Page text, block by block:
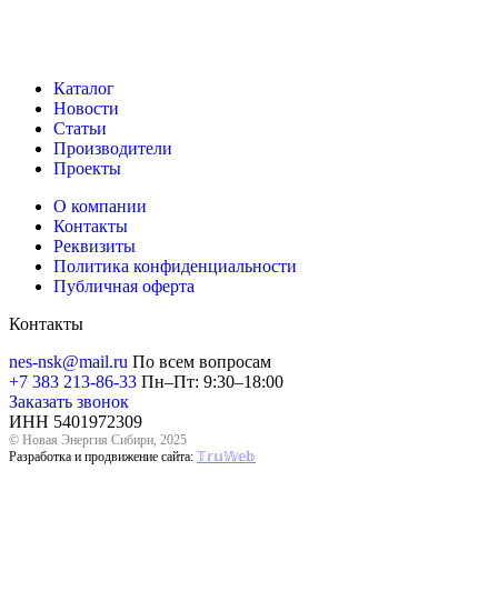
Каталог
Новости
Статьи
Производители
Проекты
О компании
Контакты
Реквизиты
Политика конфиденциальности
Публичная оферта
Контакты
nes-nsk@mail.ru По всем вопросам
+7 383 213-86-33 Пн–Пт: 9:30–18:00
Заказать звонок
ИНН 5401972309
© Новая Энергия Сибири, 2025
Разработка и продвижение сайта: 𝕋𝕣𝕦𝕎𝕖𝕓